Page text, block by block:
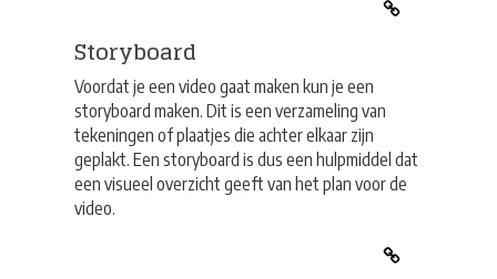
Storyboard
Voordat je een video gaat maken kun je een
storyboard maken. Dit is een verzameling van
tekeningen of plaatjes die achter elkaar zijn
geplakt. Een storyboard is dus een hulpmiddel dat
een visueel overzicht geeft van het plan voor de
video.